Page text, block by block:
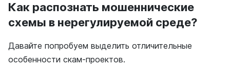
Как распознать мошеннические
схемы в нерегулируемой среде?
Давайте попробуем выделить отличительные
особенности скам-проектов.